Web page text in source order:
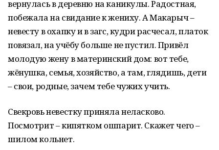
вернулась в деревню на каникулы. Радостная,
побежала на свидание к жениху. А Макарыч –
невесту в охапку и в загс, кудри расчесал, платок
повязал, на учёбу больше не пустил. Привёл
молодую жену в материнский дом: вот тебе,
жёнушка, семья, хозяйство, а там, глядишь, дети
– свои, родные, зачем тебе чужих учить.
Свекровь невестку приняла неласково.
Посмотрит – кипятком ошпарит. Скажет чего –
шилом кольнет.